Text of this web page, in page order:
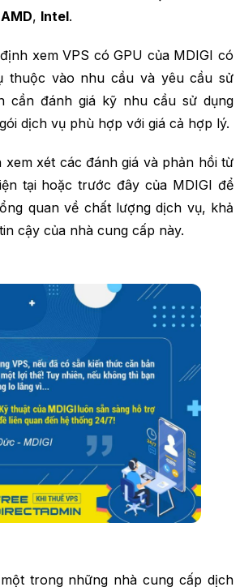
AMD, Intel.
xem VPS có GPU của MDIGI có
thuộc vào nhu cầu và yêu cầu sử
cần đánh giá kỹ nhu cầu sử dụng
dịch vụ phù hợp với giá cả hợp lý.
xem xét các đánh giá và phản hồi từ
tại hoặc trước đây của MDIGI để
quan về chất lượng dịch vụ, khả
cậy của nhà cung cấp này.
trong những nhà cung cấp dịch